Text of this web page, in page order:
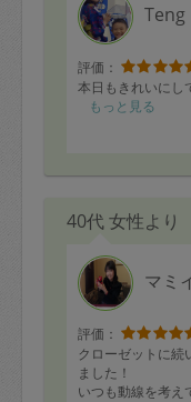
Teng
評価：
本日もきれいにし
もっと見る
40代 女性より
マミ
評価：
クローゼットに続
ました！
いつも動線を考え